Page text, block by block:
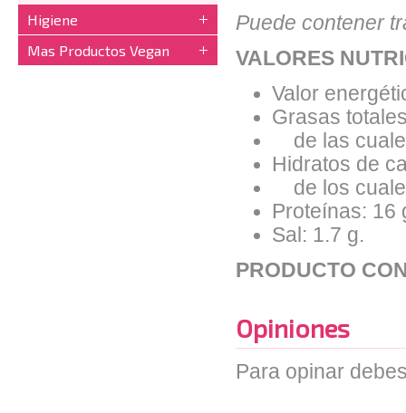
Higiene
Mas Productos Vegan
Puede contener
VALORES
Valor
Grasas
de las
Hidratos de
de los
Proteínas: 16
Sal: 1.7 g.
PRODUCTO
Opiniones
Para opinar